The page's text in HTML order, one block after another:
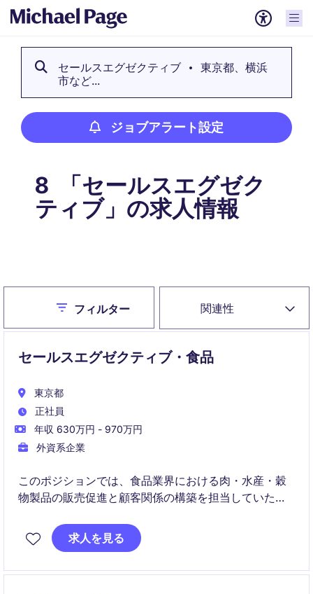
セールスエグゼクティブ
東京都、横浜
市など...
ジョブアラート設定
8 「セールスエグゼク
ティブ」の求人情報
関連性
Closeフィルター
セールスエグゼクティブ・食品
東京都
正社員
年収 630万円 - 970万円
外資系企業
このポジションでは、食品業界における肉・水産・穀
物製品の販売促進と顧客関係の構築を担当していただ
し、売上目標を達成することが求められます。
求人を見る